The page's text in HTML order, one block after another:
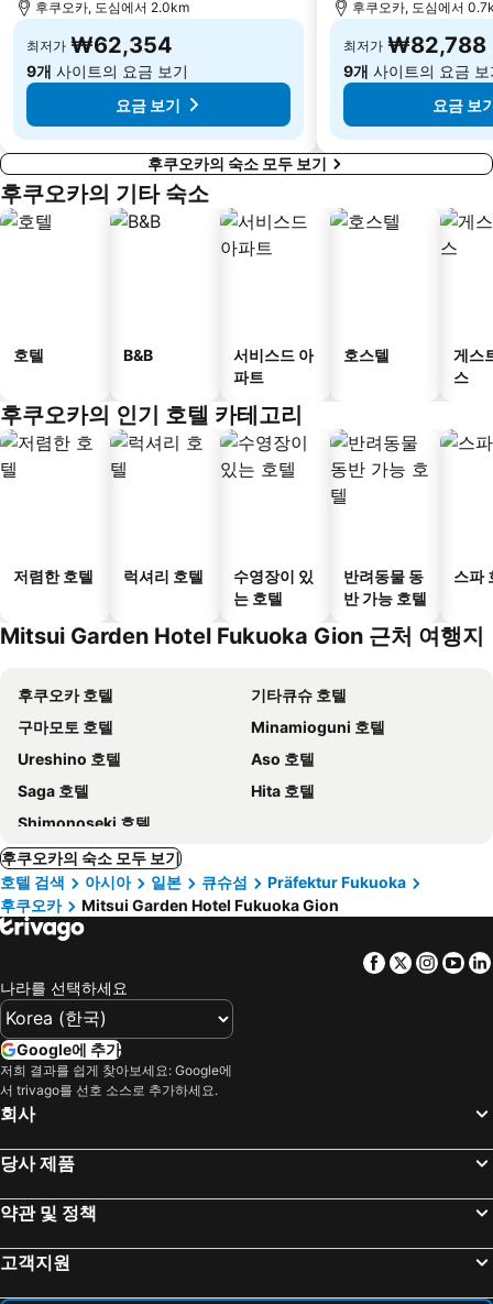
후쿠오카, 도심에서 2.0km
최저가 ₩62,354
9개 사이트의 요금 보기
요금 보기
후쿠오카, 도심에서
최저가 ₩82,788
9개 사이트의 요금 보
요금 보
후쿠오카의 숙소 모두 보기
후쿠오카의 기타 숙소
호텔 B&B
서비스드 아
파트
호스텔
게스
스
후쿠오카의 인기 호텔 카테고리
저렴한 호텔 럭셔리 호텔
수영장이 있
는 호텔
반려동물 동
반 가능 호텔
스파
Mitsui Garden Hotel Fukuoka Gion 근처 여행지
후쿠오카 호텔
기타큐슈 호텔
구마모토 호텔
Minamioguni 호텔
Ureshino 호텔
Aso 호텔
Saga 호텔
Hita 호텔
Shimonoseki 호텔
후쿠오카의 숙소 모두 보기
호텔 검색
아시아 일본 큐슈섬
Präfektur Fukuoka
후쿠오카
Mitsui Garden Hotel Fukuoka Gion
Facebook
Twitter
나라를 선택하세요
Google에 추가
저희 결과를 쉽게 찾아보세요: Google에
서 trivago를 선호 소스로 추가하세요.
회사
당사 제품
약관 및 정책
고객지원